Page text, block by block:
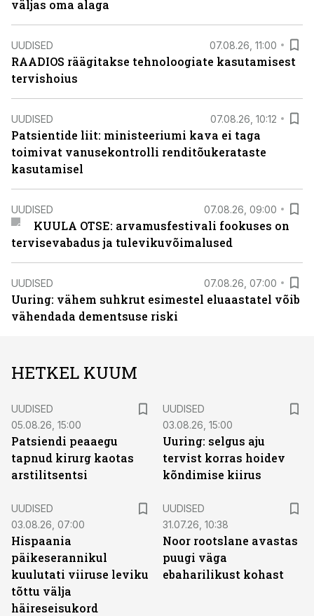
väljas oma alaga
UUDISED 07.08.26, 11:00
RAADIOS räägitakse tehnoloogiate kasutamisest
tervishoius
UUDISED 07.08.26, 10:12
Patsientide liit: ministeeriumi kava ei taga
toimivat vanusekontrolli renditõukerataste
kasutamisel
UUDISED 07.08.26, 09:00
KUULA OTSE: arvamusfestivali fookuses on
tervisevabadus ja tulevikuvõimalused
UUDISED 07.08.26, 07:00
Uuring: vähem suhkrut esimestel eluaastatel võib
vähendada dementsuse riski
HETKEL KUUM
UUDISED
05.08.26, 15:00
Patsiendi peaaegu
tapnud kirurg kaotas
arstilitsentsi
UUDISED
03.08.26, 15:00
Uuring: selgus aju
tervist korras hoidev
kõndimise kiirus
UUDISED
03.08.26, 07:00
Hispaania
päikeserannikul
kuulutati viiruse leviku
tõttu välja
häireseisukord
UUDISED
31.07.26, 10:38
Noor rootslane avastas
puugi väga
ebaharilikust kohast